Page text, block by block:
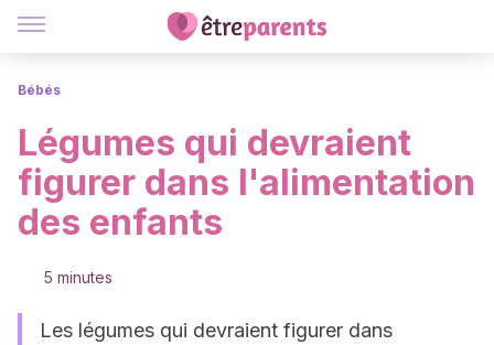
Bébés
Légumes qui devraient
figurer dans l'alimentation
des enfants
5 minutes
Les légumes qui devraient figurer dans